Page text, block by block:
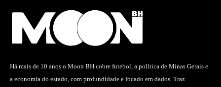
Há mais de 10 anos o Moon BH cobre futebol, a política de Minas Gerais e
a economia do estado, com profundidade e focado em dados. Traz